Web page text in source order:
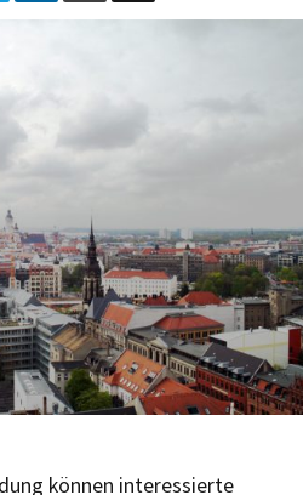
können interessierte